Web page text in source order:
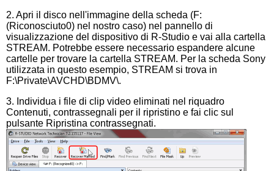
2. Apri il disco nell'immagine della scheda (F:
(Riconosciuto0) nel nostro caso) nel pannello di
visualizzazione del dispositivo di R-Studio e vai alla cartella
STREAM. Potrebbe essere necessario espandere alcune
cartelle per trovare la cartella STREAM. Per la scheda Sony
utilizzata in questo esempio, STREAM si trova in
F:\Private\AVCHD\BDMV\.
3. Individua i file di clip video eliminati nel riquadro
Contenuti, contrassegnali per il ripristino e fai clic sul
pulsante Ripristina contrassegnati.